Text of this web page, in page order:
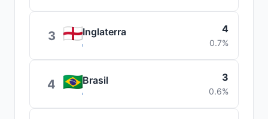
3 Inglaterra 4
0.7%
4 Brasil 3
0.6%